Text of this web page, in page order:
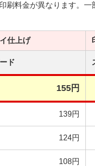
刷料金が異なります。一
仕上げ
ド
155円
139円
124円
108円